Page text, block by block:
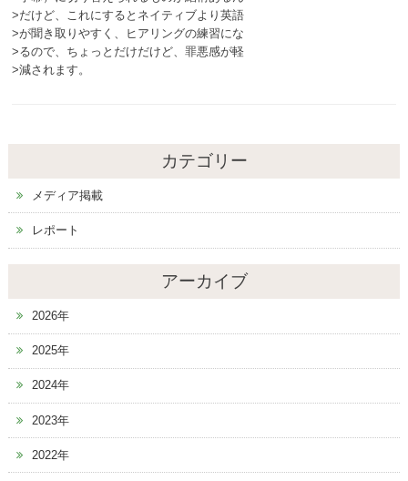
>だけど、これにするとネイティブより英語
>が聞き取りやすく、ヒアリングの練習にな
>るので、ちょっとだけだけど、罪悪感が軽
>減されます。
カテゴリー
メディア掲載
レポート
アーカイブ
2026年
2025年
2024年
2023年
2022年